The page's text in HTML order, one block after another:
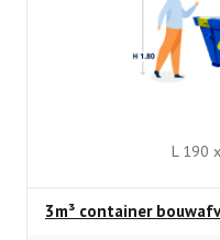
L 190
3m³ container